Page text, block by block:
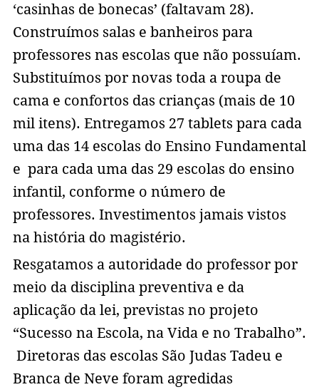
‘casinhas de bonecas’ (faltavam 28).
Construímos salas e banheiros para
professores nas escolas que não possuíam.
Substituímos por novas toda a roupa de
cama e confortos das crianças (mais de 10
mil itens). Entregamos 27 tablets para cada
uma das 14 escolas do Ensino Fundamental
e para cada uma das 29 escolas do ensino
infantil, conforme o número de
professores. Investimentos jamais vistos
na história do magistério.
Resgatamos a autoridade do professor por
meio da disciplina preventiva e da
aplicação da lei, previstas no projeto
“Sucesso na Escola, na Vida e no Trabalho”.
Diretoras das escolas São Judas Tadeu e
Branca de Neve foram agredidas